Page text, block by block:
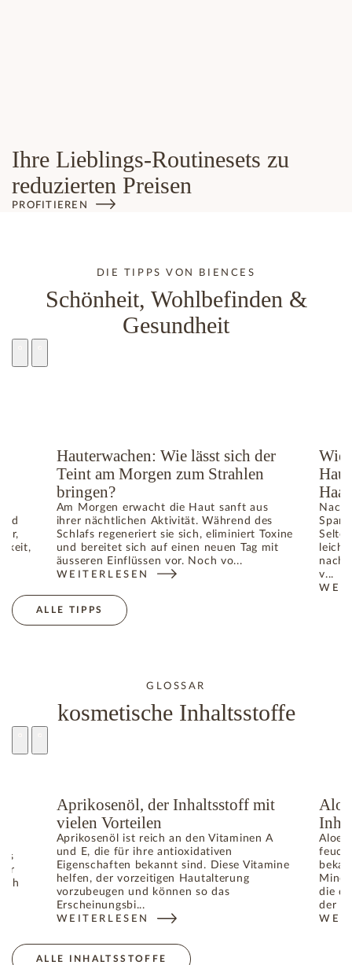
Ihre Lieblings-Routinesets zu
reduzierten Preisen
PROFITIEREN
DIE TIPPS VON BIENCES
Schönheit, Wohlbefinden &
Gesundheit
IM SOMMER: WIE DIE HAUT IHR GLEICHGEWICHT
Hauterwachen: Wie lässt sich der
Teint am Morgen zum Strahlen
bringen?
Am Morgen erwacht die Haut sanft aus
ihrer nächtlichen Aktivität. Während des
Schlafs regeneriert sie sich, eliminiert Toxine
und bereitet sich auf einen neuen Tag mit
äusseren Einflüssen vor. Noch vo...
WEITERLESEN
: HAUTERWACHEN: WIE LÄSST SICH DER TEINT
Wie
Nach
nach
v...
: WIE
ALLE TIPPS
GLOSSAR
kosmetische Inhaltsstoffe
Aprikosenöl, der Inhaltsstoff mit
vielen Vorteilen
Aprikosenöl ist reich an den Vitaminen A
und E, die für ihre antioxidativen
Eigenschaften bekannt sind. Diese Vitamine
helfen, der vorzeitigen Hautalterung
vorzubeugen und können so das
Erscheinungsbi...
WEITERLESEN
: APRIKOSENÖL, DER INHALTSSTOFF MIT VIELEN
Aloe
die
der
:
ALLE INHALTSSTOFFE